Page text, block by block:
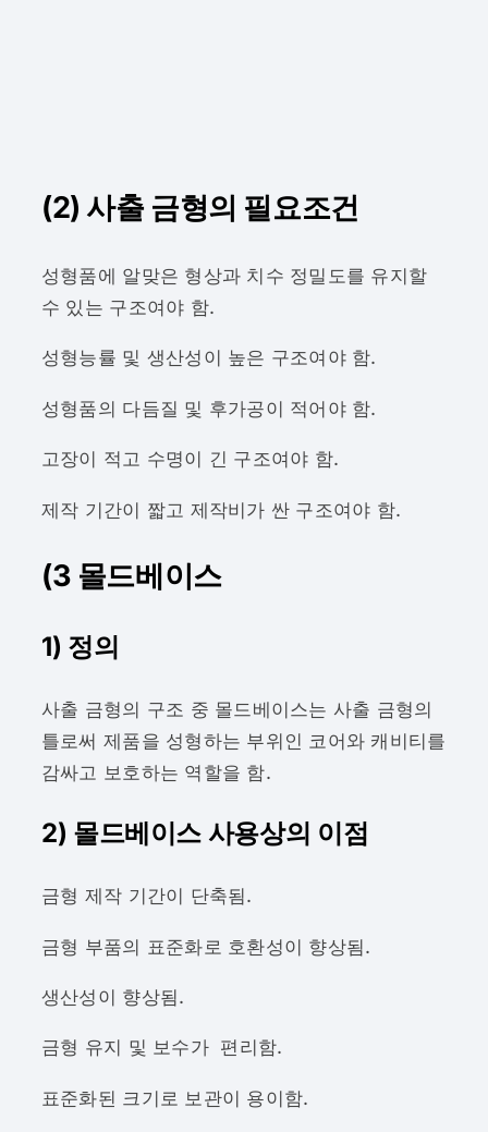
(2) 사출 금형의 필요조건
성형품에 알맞은 형상과 치수 정밀도를 유지할
수 있는 구조여야 함.
성형능률 및 생산성이 높은 구조여야 함.
성형품의 다듬질 및 후가공이 적어야 함.
고장이 적고 수명이 긴 구조여야 함.
제작 기간이 짧고 제작비가 싼 구조여야 함.
(3 몰드베이스
1) 정의
사출 금형의 구조 중 몰드베이스는 사출 금형의
틀로써 제품을 성형하는 부위인 코어와 캐비티를
감싸고 보호하는 역할을 함.
2) 몰드베이스 사용상의 이점
금형 제작 기간이 단축됨.
금형 부품의 표준화로 호환성이 향상됨.
생산성이 향상됨.
금형 유지 및 보수가 편리함.
표준화된 크기로 보관이 용이함.